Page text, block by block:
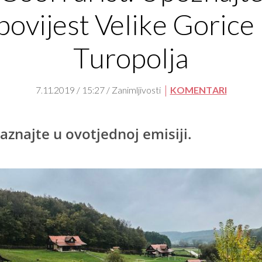
Velike Gorice
Turopolja
7.11.2019 / 15:27 / Zanimljivosti KOMENTARI
u ovotjednoj emisiji.